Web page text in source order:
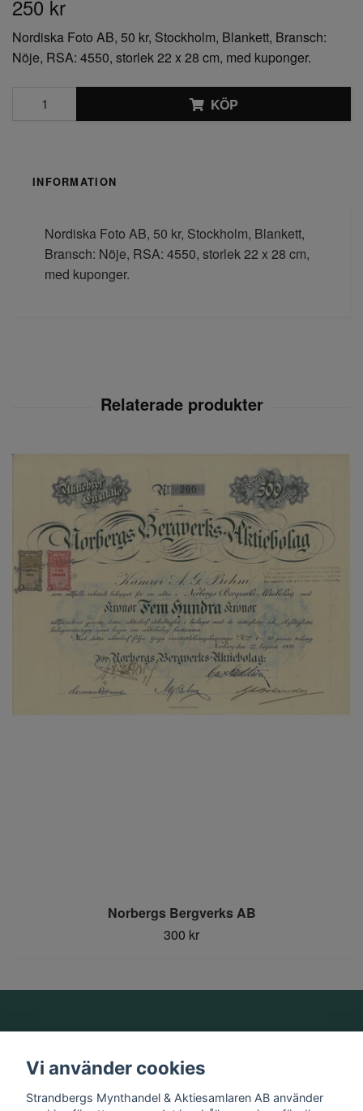
250 kr
Nordiska Foto AB, 50 kr, Stockholm, Blankett, Bransch:
Nöje, RSA: 4550, storlek 22 x 28 cm, med kuponger.
KÖP
INFORMATION
Nordiska Foto AB, 50 kr, Stockholm, Blankett,
Bransch: Nöje, RSA: 4550, storlek 22 x 28 cm,
med kuponger.
Norbergs Bergverks AB
300 kr
Information
Vi använder cookies
Strandbergs Mynthandel & Aktiesamlaren AB använder